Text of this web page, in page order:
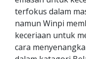
terfokus dalam
namun Winpi
keceriaan untuk
cara